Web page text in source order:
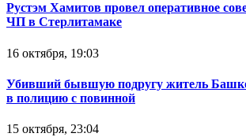
Рустэм Хамитов провел оперативное
ЧП в Стерлитамаке
16 октября, 19:03
Убивший бывшую подругу житель
в полицию с повинной
15 октября, 23:04